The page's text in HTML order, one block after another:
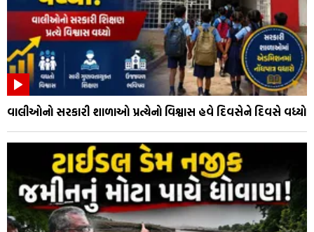
વાલીઓનો સરકારી શાળાઓ પ્રત્યેનો વિશ્વાસ હવે દિવસેને દિવસે વધ્યો